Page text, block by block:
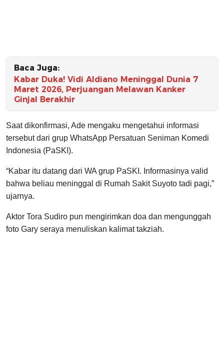
Baca Juga:
Kabar Duka! Vidi Aldiano Meninggal Dunia 7
Maret 2026, Perjuangan Melawan Kanker
Ginjal Berakhir
Saat dikonfirmasi, Ade mengaku mengetahui informasi
tersebut dari grup WhatsApp Persatuan Seniman Komedi
Indonesia (PaSKI).
“Kabar itu datang dari WA grup PaSKI. Informasinya valid
bahwa beliau meninggal di Rumah Sakit Suyoto tadi pagi,”
ujarnya.
Aktor Tora Sudiro pun mengirimkan doa dan mengunggah
foto Gary seraya menuliskan kalimat takziah.